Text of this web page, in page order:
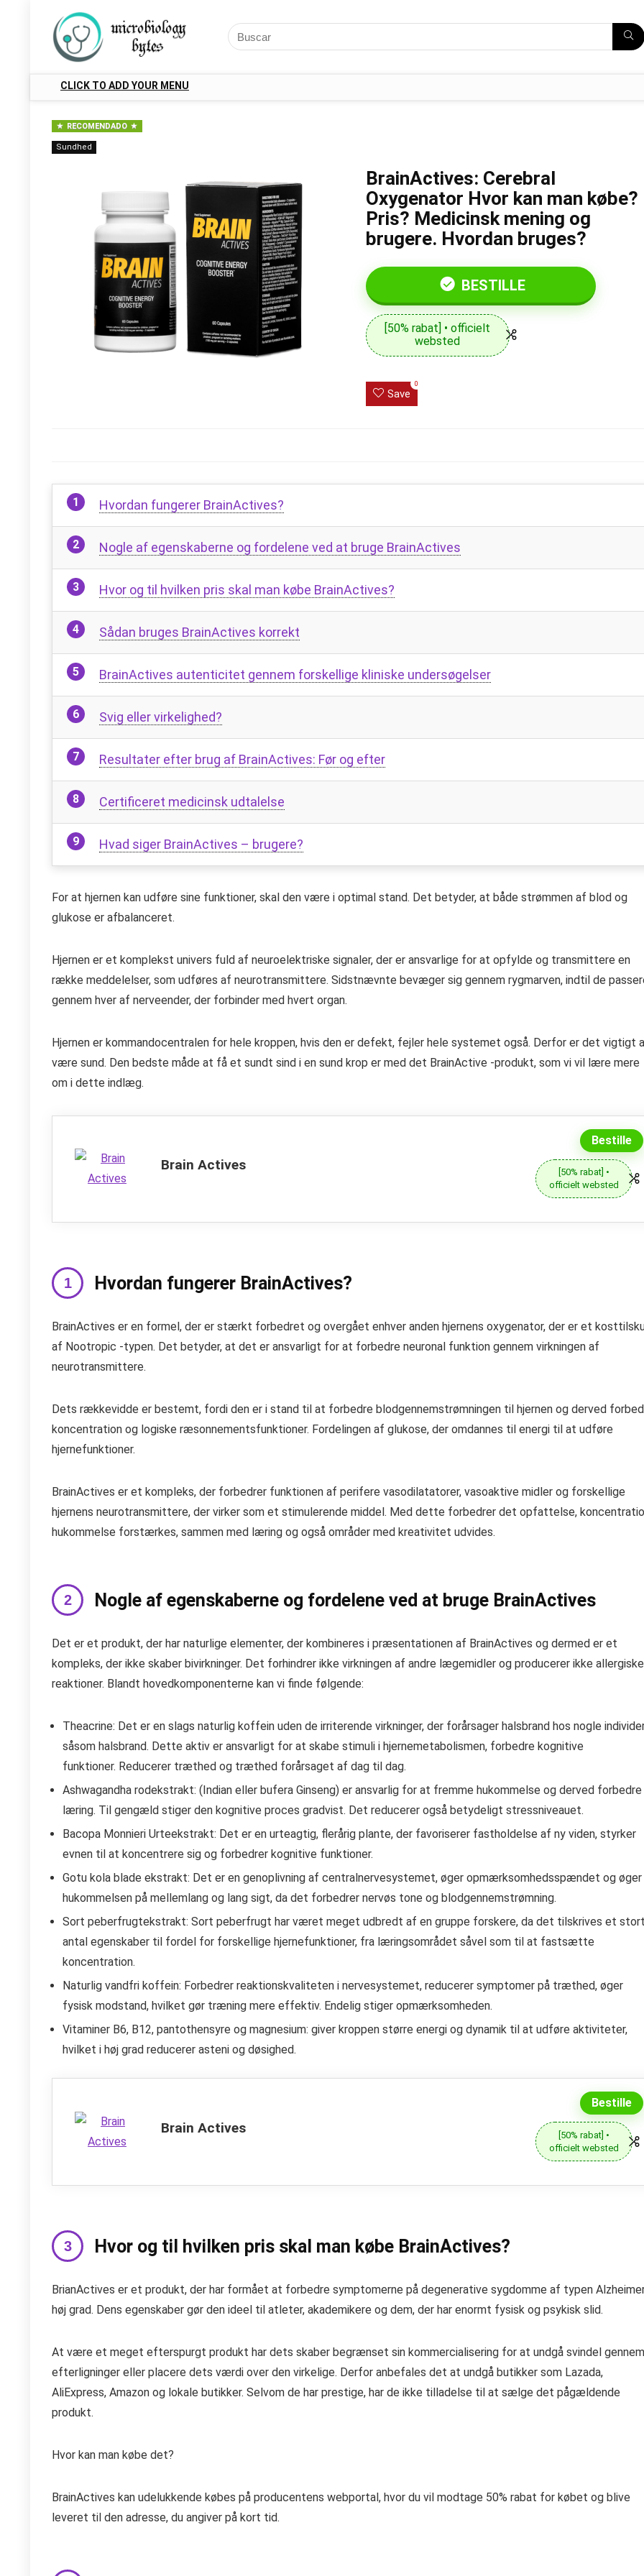
CLICK TO ADD YOUR MENU
RECOMENDADO
Sundhed
BrainActives: Cerebral
Oxygenator Hvor kan man købe?
Pris? Medicinsk mening og
brugere. Hvordan bruges?
BESTILLE
[50% rabat] • officielt
websted
Save
0
Hvordan fungerer BrainActives?
Nogle af egenskaberne og fordelene ved at bruge BrainActives
Hvor og til hvilken pris skal man købe BrainActives?
Sådan bruges BrainActives korrekt
BrainActives autenticitet gennem forskellige kliniske undersøgelser
Svig eller virkelighed?
Resultater efter brug af BrainActives: Før og efter
Certificeret medicinsk udtalelse
Hvad siger BrainActives – brugere?
For at hjernen kan udføre sine funktioner, skal den være i optimal stand. Det betyder, at både strømmen af ​​blod og
glukose er afbalanceret.
Hjernen er et komplekst univers fuld af neuroelektriske signaler, der er ansvarlige for at opfylde og transmittere en
række meddelelser, som udføres af neurotransmittere. Sidstnævnte bevæger sig gennem rygmarven, indtil de
gennem hver af nerveender, der forbinder med hvert organ.
Hjernen er kommandocentralen for hele kroppen, hvis den er defekt, fejler hele systemet også. Derfor er det vigtigt
være sund. Den bedste måde at få et sundt sind i en sund krop er med det BrainActive -produkt, som vi vil lære mere
om i dette indlæg.
Brain Actives
Bestille
[50% rabat] •
officielt websted
Hvordan fungerer BrainActives?
BrainActives er en formel, der er stærkt forbedret og overgået enhver anden hjernens oxygenator, der er et
af Nootropic -typen. Det betyder, at det er ansvarligt for at forbedre neuronal funktion gennem virkningen af ​​
neurotransmittere.
Dets rækkevidde er bestemt, fordi den er i stand til at forbedre blodgennemstrømningen til hjernen og derved
koncentration og logiske ræsonnementsfunktioner. Fordelingen af ​​glukose, der omdannes til energi til at udføre
hjernefunktioner.
BrainActives er et kompleks, der forbedrer funktionen af ​​perifere vasodilatatorer, vasoaktive midler og forskellige
hjernens neurotransmittere, der virker som et stimulerende middel. Med dette forbedrer det opfattelse,
hukommelse forstærkes, sammen med læring og også områder med kreativitet udvides.
Nogle af egenskaberne og fordelene ved at bruge BrainActives
Det er et produkt, der har naturlige elementer, der kombineres i præsentationen af ​​BrainActives og dermed er et
kompleks, der ikke skaber bivirkninger. Det forhindrer ikke virkningen af ​​andre lægemidler og producerer ikke allergiske
reaktioner. Blandt hovedkomponenterne kan vi finde følgende:
Theacrine: Det er en slags naturlig koffein uden de irriterende virkninger, der forårsager halsbrand hos nogle
såsom halsbrand. Dette aktiv er ansvarligt for at skabe stimuli i hjernemetabolismen, forbedre kognitive
funktioner. Reducerer træthed og træthed forårsaget af dag til dag.
Ashwagandha rodekstrakt: (Indian eller bufera Ginseng) er ansvarlig for at fremme hukommelse og derved forbedre
læring. Til gengæld stiger den kognitive proces gradvist. Det reducerer også betydeligt stressniveauet.
Bacopa Monnieri Urteekstrakt: Det er en urteagtig, flerårig plante, der favoriserer fastholdelse af ny viden, styrker
evnen til at koncentrere sig og forbedrer kognitive funktioner.
Gotu kola blade ekstrakt: Det er en genoplivning af centralnervesystemet, øger opmærksomhedsspændet og øger
hukommelsen på mellemlang og lang sigt, da det forbedrer nervøs tone og blodgennemstrømning.
Sort peberfrugtekstrakt: Sort peberfrugt har været meget udbredt af en gruppe forskere, da det tilskrives et
antal egenskaber til fordel for forskellige hjernefunktioner, fra læringsområdet såvel som til at fastsætte
koncentration.
Naturlig vandfri koffein: Forbedrer reaktionskvaliteten i nervesystemet, reducerer symptomer på træthed, øger
fysisk modstand, hvilket gør træning mere effektiv. Endelig stiger opmærksomheden.
Vitaminer B6, B12, pantothensyre og magnesium: giver kroppen større energi og dynamik til at udføre aktiviteter,
hvilket i høj grad reducerer asteni og døsighed.
Brain Actives
Bestille
[50% rabat] •
officielt websted
Hvor og til hvilken pris skal man købe BrainActives?
BrianActives er et produkt, der har formået at forbedre symptomerne på degenerative sygdomme af typen
høj grad. Dens egenskaber gør den ideel til atleter, akademikere og dem, der har enormt fysisk og psykisk slid.
At være et meget efterspurgt produkt har dets skaber begrænset sin kommercialisering for at undgå svindel gennem
efterligninger eller placere dets værdi over den virkelige. Derfor anbefales det at undgå butikker som Lazada,
AliExpress, Amazon og lokale butikker. Selvom de har prestige, har de ikke tilladelse til at sælge det pågældende
produkt.
Hvor kan man købe det?
BrainActives kan udelukkende købes på producentens webportal, hvor du vil modtage 50% rabat for købet og blive
leveret til den adresse, du angiver på kort tid.